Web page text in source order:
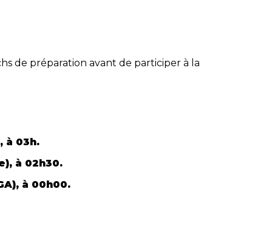
de préparation avant de participer à la
à 03h.
à 02h30.
à 00h00.